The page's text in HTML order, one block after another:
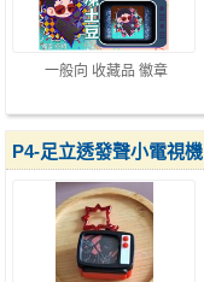
一般向 收藏品 徽章
P4-足立透發聲小電視機